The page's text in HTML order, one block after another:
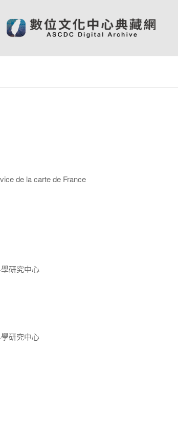
de la carte de France
研究中心
研究中心